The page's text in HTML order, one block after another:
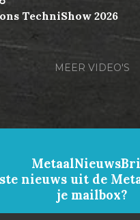
TechniShow 2026
MEER VIDEO'S
nieuws uit de
je mailbox?